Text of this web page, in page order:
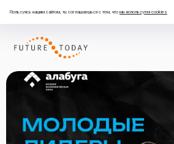
Пользуясь нашим сайтом, ты соглашаешься с тем, что мы используем cookies
100 Лидеров